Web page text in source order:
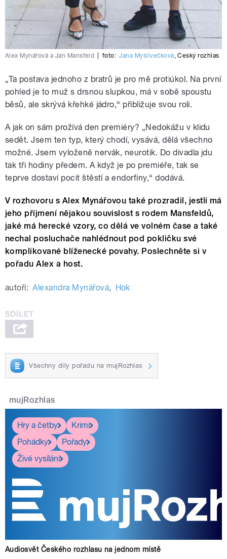
Alex Mynářová a Jan Mansfeld foto: Jana Myslivečková,Český rozhlas
„Ta postava jednoho z bratrů je pro mě protiúkol. Na první
pohled je to muž s drsnou slupkou, má v sobě spoustu
běsů, ale skrývá křehké jádro,“ přibližuje svou roli.
A jak on sám prožívá den premiéry? „Nedokážu v klidu
sedět. Jsem ten typ, který chodí, vysává, dělá všechno
možné. Jsem vyloženě nervák, neurotik. Do divadla jdu
tak tři hodiny předem. A když je po premiéře, tak se
teprve dostaví pocit štěstí a endorfiny,“ dodává.
V rozhovoru s Alex Mynářovou také prozradil, jestli má
jeho příjmení nějakou souvislost s rodem Mansfeldů,
jaké má herecké vzory, co dělá ve volném čase a také
nechal posluchače nahlédnout pod pokličku své
komplikované blíženecké povahy. Poslechněte si v
pořadu Alex a host.
autoři: Alexandra Mynářová, Hok
Všechny díly pořadu na mujRozhlas
mujRozhlas
Hry a četby
Krimi
Pohádky
Pořady
Živé vysílání
Audiosvět Českého rozhlasu na jednom místě